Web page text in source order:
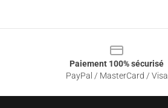
Paiement 100% sécurisé
PayPal / MasterCard / Visa